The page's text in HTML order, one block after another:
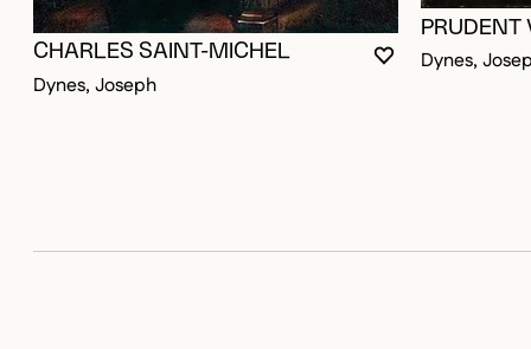
VOUS DEVEZ
FERMER LA
OUVRIR LA
CHARLES SAINT-MICHEL
Dynes, Joseph
PRUDENT
Dynes,